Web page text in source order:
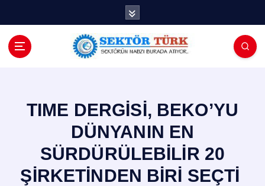
TIME DERGİSİ, BEKO’YU
DÜNYANIN EN
SÜRDÜRÜLEBİLİR 20
ŞİRKETİNDEN BİRİ SEÇTİ